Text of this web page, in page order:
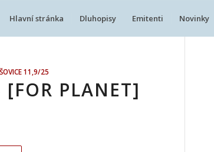
Hlavní stránka Dluhopisy Emitenti Novinky
11,9/25
PLANET]